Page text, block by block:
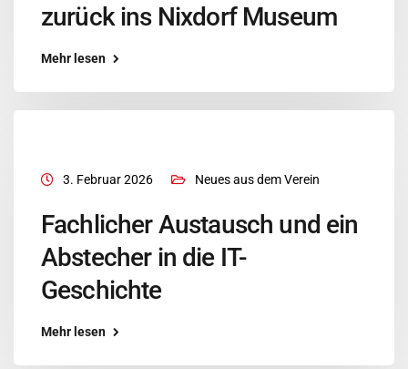
zurück ins Nixdorf Museum
Mehr lesen
3. Februar 2026 Neues aus dem Verein
Fachlicher Austausch und ein
Abstecher in die IT-
Geschichte
Mehr lesen